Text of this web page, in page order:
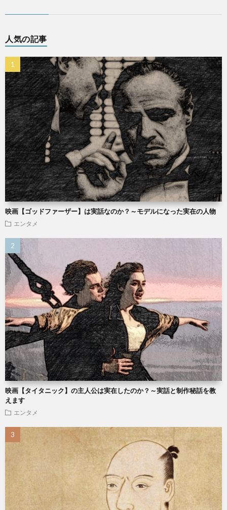
人気の記事
映画【ゴッドファーザー】は実話なのか？～モデルになった実在の人物
エンタメ
映画【タイタニック】の主人公は実在したのか？～実話と制作秘話を教
えます
エンタメ